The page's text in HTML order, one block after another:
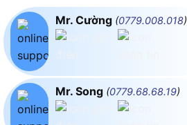
Mr. Cường (0779.008.018)
Mr. Song (0779.68.68.19)